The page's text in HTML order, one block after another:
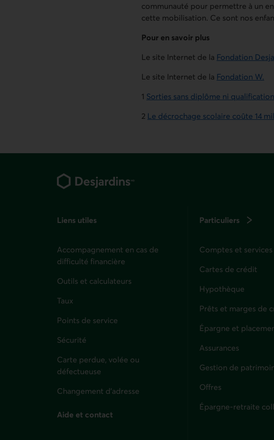
communauté pour permettre à un
cette mobilisation. Ce sont nos
Pour en savoir plus
Le site Internet de la Fondation
Le site Internet de la Fondation W.
1 Sorties sans diplôme ni
2 Le décrochage scolaire coûte 14
Liens utiles
Accompagnement en cas de
difficulté financière
Outils et calculateurs
Taux
Points de service
Sécurité
Carte perdue, volée ou
défectueuse
Changement d'adresse
Aide et contact
Particuliers
Comptes et services
Cartes de crédit
Hypothèque
Prêts et marges de
Épargne et
Assurances
Gestion de
Offres
Épargne-retraite